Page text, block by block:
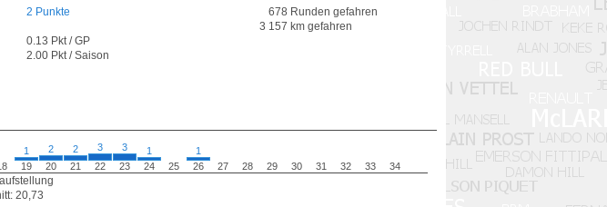
2 Punkte
0.13 Pkt / GP
2.00 Pkt / Saison
678 Runden gefahren
3 157 km gefahren
1
19
2
20
2
21
3
22
3
23
1
24
25
1
26
27 28 29 30 31 32 33 34
20,73